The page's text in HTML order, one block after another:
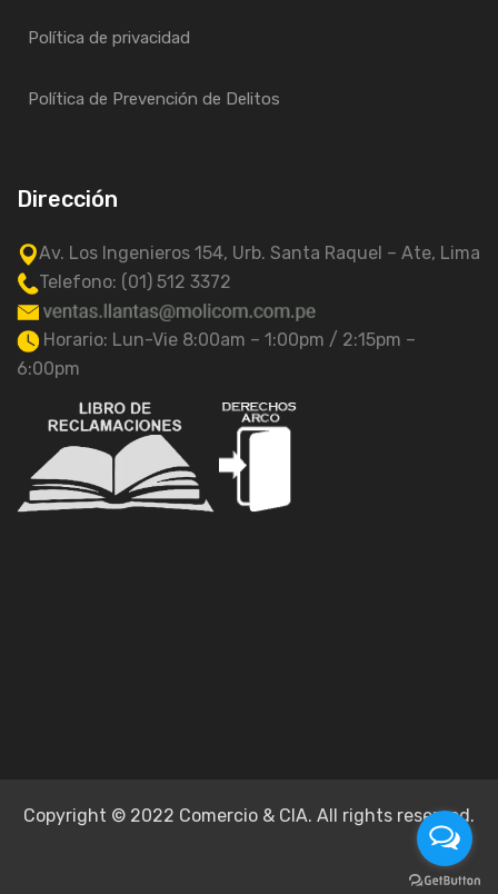
Política de privacidad
Política de Prevención de Delitos
Dirección
Av. Los Ingenieros 154, Urb. Santa Raquel – Ate, Lima
Telefono: (01) 512 3372
Horario: Lun-Vie 8:00am – 1:00pm / 2:15pm –
6:00pm
Copyright © 2022 Comercio & CIA. All rights reserved.